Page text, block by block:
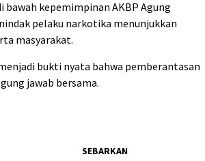
bawah kepemimpinan AKBP Agung
pelaku narkotika menunjukkan
masyarakat.
bukti nyata bahwa pemberantasan
jawab bersama.
SEBARKAN